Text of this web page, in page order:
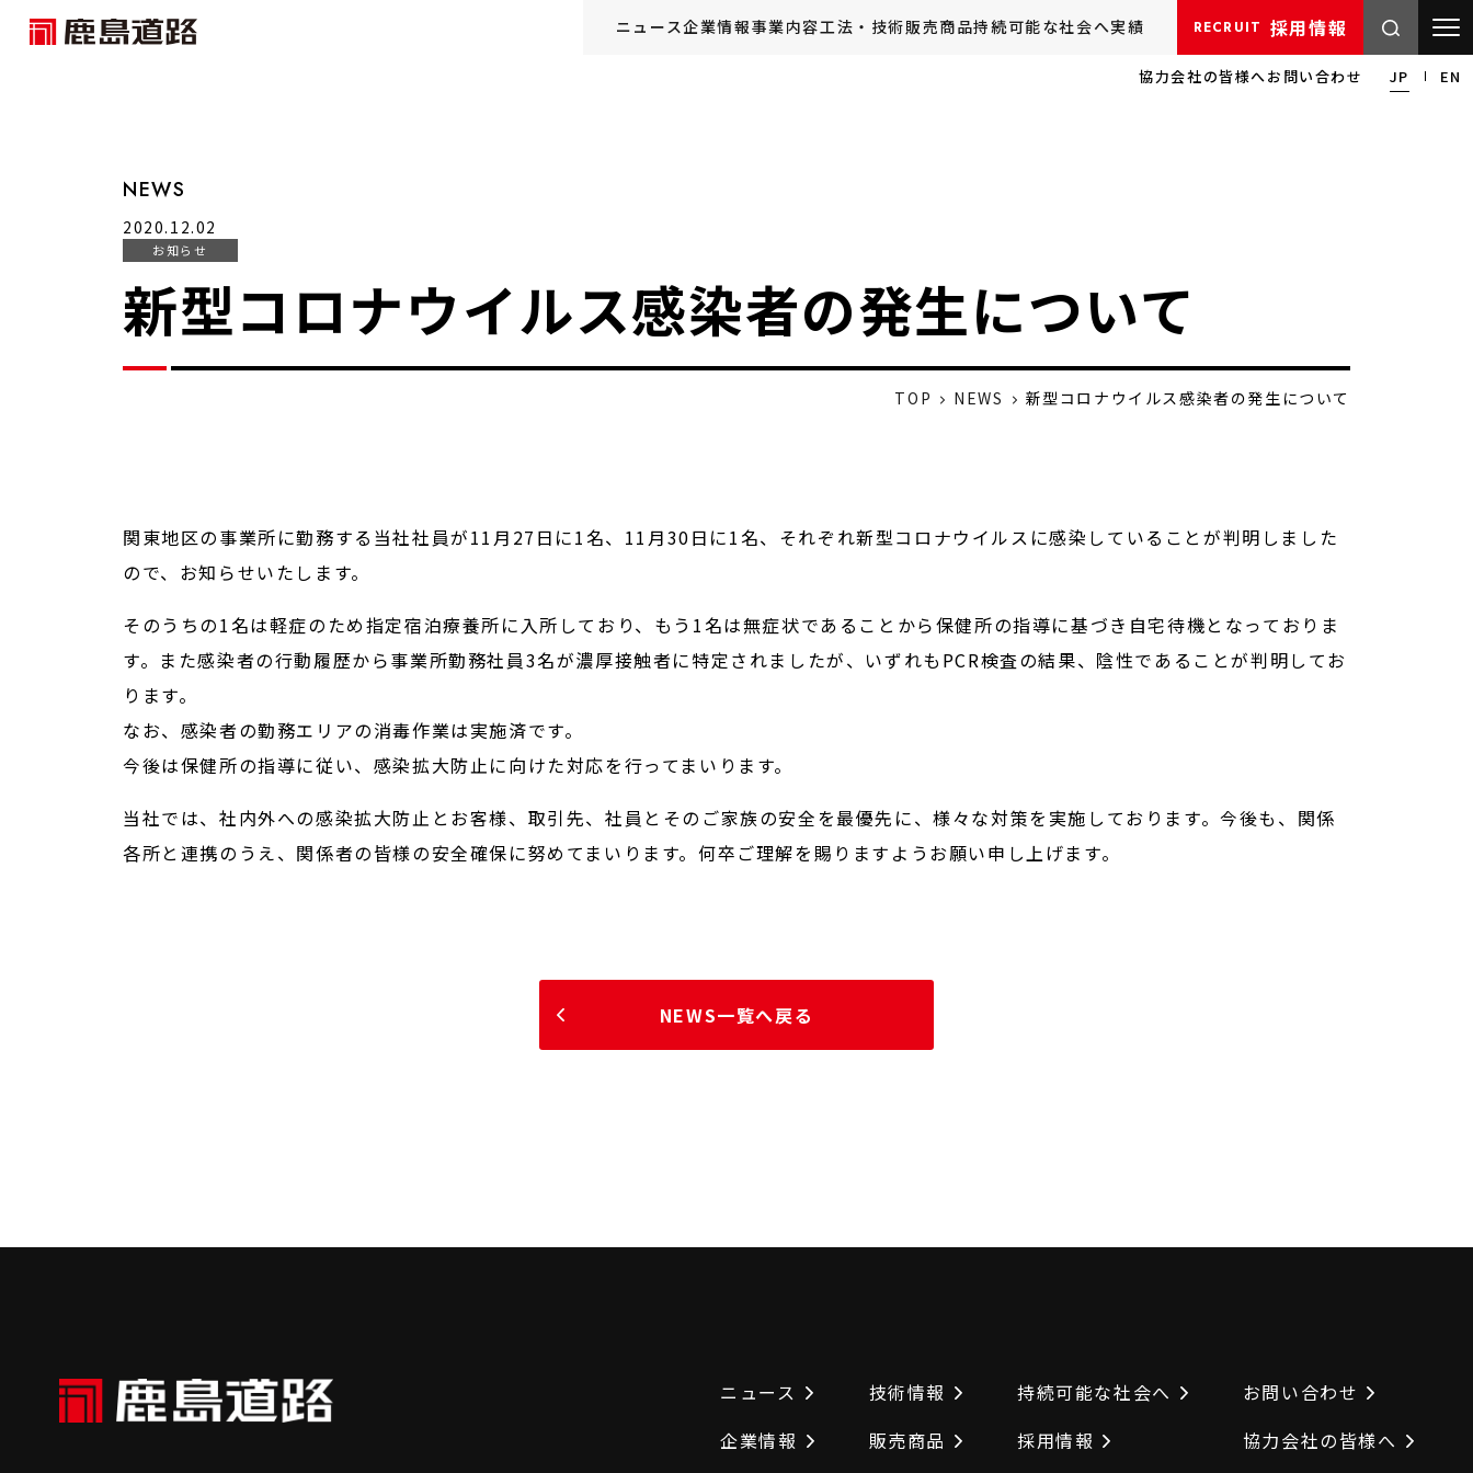
ニュース企業情報事業内容工法・技術販売商品持続可能な社会へ実績 RECRUIT 採用情報
協力会社の皆様へお問い合わせ JP EN
NEWS
2020.12.02
お知らせ
新型コロナウイルス感染者の発生について
TOP NEWS 新型コロナウイルス感染者の発生について
関東地区の事業所に勤務する当社社員が11月27日に1名、11月30日に1名、それぞれ新型コロナウイルスに感染していることが判明しました
ので、お知らせいたします。
そのうちの1名は軽症のため指定宿泊療養所に入所しており、もう1名は無症状であることから保健所の指導に基づき自宅待機となっておりま
す。また感染者の行動履歴から事業所勤務社員3名が濃厚接触者に特定されましたが、いずれもPCR検査の結果、陰性であることが判明してお
ります。
なお、感染者の勤務エリアの消毒作業は実施済です。
今後は保健所の指導に従い、感染拡大防止に向けた対応を行ってまいります。
当社では、社内外への感染拡大防止とお客様、取引先、社員とそのご家族の安全を最優先に、様々な対策を実施しております。今後も、関係
各所と連携のうえ、関係者の皆様の安全確保に努めてまいります。何卒ご理解を賜りますようお願い申し上げます。
NEWS一覧へ戻る
ニュース
企業情報
技術情報
販売商品
持続可能な社会へ
採用情報
お問い合わせ
協力会社の皆様へ